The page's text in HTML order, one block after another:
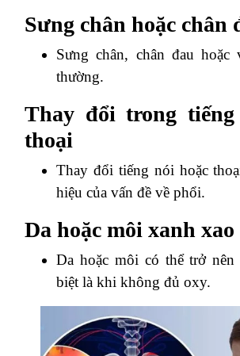
Sưng chân hoặc chân
Sưng chân, chân đau hoặc
thường.
Thay đổi trong
thoại
Thay đổi tiếng nói hoặc
hiệu của vấn đề về phổi.
Da hoặc môi xanh xao
Da hoặc môi có thể trở nên
biệt là khi không đủ oxy.